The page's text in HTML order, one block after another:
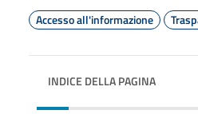
Accesso all'informazione
INDICE DELLA PAGINA